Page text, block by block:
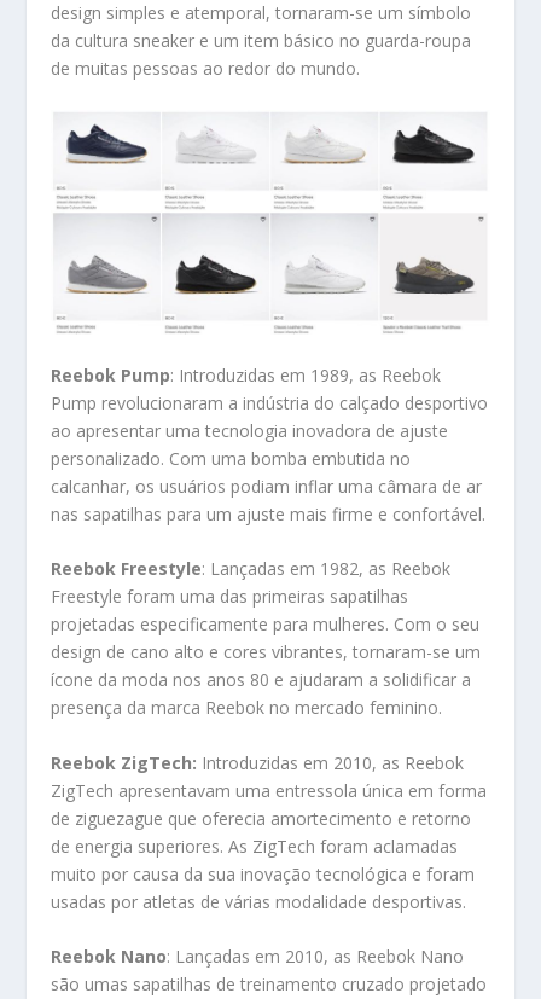
design simples e atemporal, tornaram-se um símbolo
da cultura sneaker e um item básico no guarda-roupa
de muitas pessoas ao redor do mundo.
Reebok Pump: Introduzidas em 1989, as Reebok
Pump revolucionaram a indústria do calçado desportivo
ao apresentar uma tecnologia inovadora de ajuste
personalizado. Com uma bomba embutida no
calcanhar, os usuários podiam inflar uma câmara de ar
nas sapatilhas para um ajuste mais firme e confortável.
Reebok Freestyle: Lançadas em 1982, as Reebok
Freestyle foram uma das primeiras sapatilhas
projetadas especificamente para mulheres. Com o seu
design de cano alto e cores vibrantes, tornaram-se um
ícone da moda nos anos 80 e ajudaram a solidificar a
presença da marca Reebok no mercado feminino.
Reebok ZigTech: Introduzidas em 2010, as Reebok
ZigTech apresentavam uma entressola única em forma
de ziguezague que oferecia amortecimento e retorno
de energia superiores. As ZigTech foram aclamadas
muito por causa da sua inovação tecnológica e foram
usadas por atletas de várias modalidade desportivas.
Reebok Nano: Lançadas em 2010, as Reebok Nano
são umas sapatilhas de treinamento cruzado projetado